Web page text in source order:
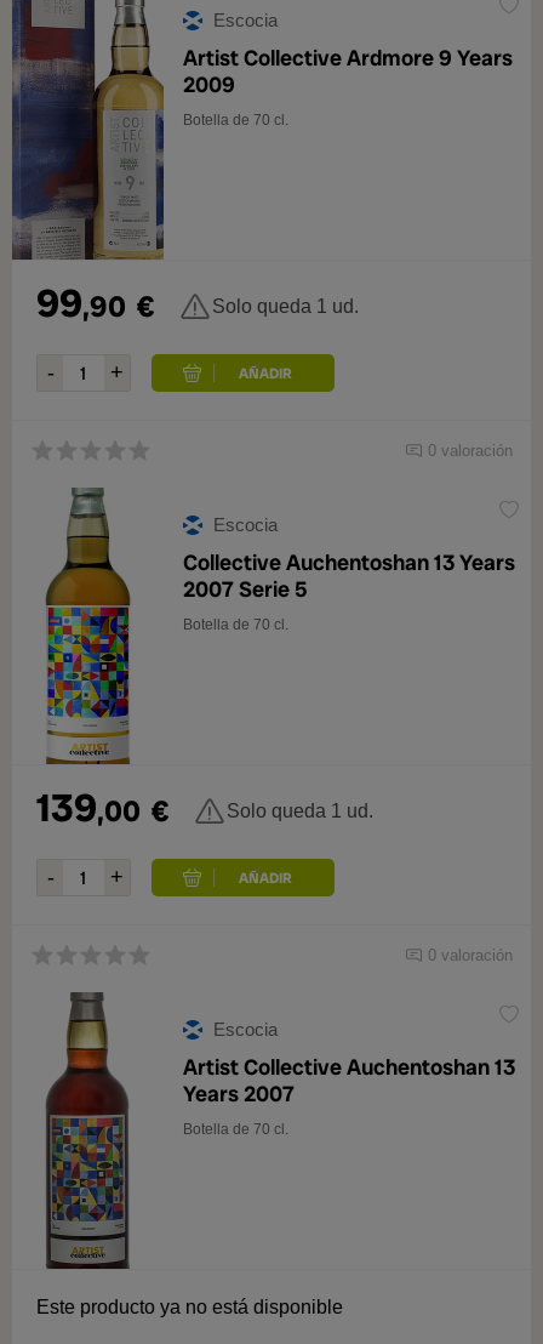
Escocia
Artist Collective Ardmore 9 Years
2009
Botella de 70 cl.
99,90 € Solo queda 1 ud.
0 valoración
Escocia
Collective Auchentoshan 13 Years
2007 Serie 5
Botella de 70 cl.
139,00 € Solo queda 1 ud.
0 valoración
Escocia
Artist Collective Auchentoshan 13
Years 2007
Botella de 70 cl.
Este producto ya no está disponible